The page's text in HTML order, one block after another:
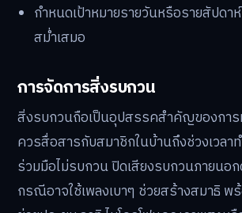
กำหนดเป้าหมายรายวันหรือรายสัปดา
สม่ำเสมอ
การจัดการสิ่งรบกวน
สิ่งรบกวนถือเป็นอุปสรรคสำคัญของการ
ควรสื่อสารกับสมาชิกในบ้านถึงช่วงเวลา
ร่วมมือไม่รบกวน ปิดเสียงรบกวนภายนอ
กรณีอาจใช้เพลงเบาๆ ช่วยสร้างสมาธิ